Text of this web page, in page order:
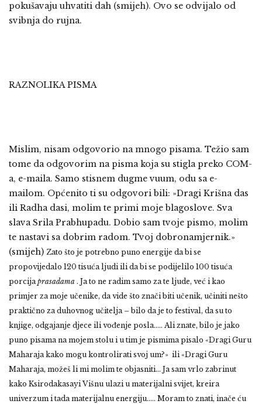
pokušavaju uhvatiti dah (smijeh). Ovo se odvijalo od
svibnja do rujna.
RAZNOLIKA PISMA
Mislim, nisam odgovorio na mnogo pisama. Težio sam
tome da odgovorim na pisma koja su stigla preko COM-
a, e-maila. Samo stisnem dugme vuum, odu sa e-
mailom. Općenito ti su odgovori bili: »Dragi Krišna das
ili Radha dasi, molim te primi moje blagoslove. Sva
slava Srila Prabhupadu. Dobio sam tvoje pismo, molim
te nastavi sa dobrim radom. Tvoj dobronamjernik.»
(smijeh) Zato što je potrebno puno energije da bi se
propovijedalo 120 tisuća ljudi ili da bi se podijelilo 100 tisuća
porcijaprasadama . Ja to ne radim samo za te ljude, već i kao
primjer za moje učenike, da vide što znači biti učenik, učiniti nešto
praktično za duhovnog učitelja – bilo da je to festival, da su to
knjige, odgajanje djece ili vođenje posla….. Ali znate, bilo je jako
puno pisama na mojem stolu i u tim je pismima pisalo «Dragi Guru
Maharaja kako mogu kontrolirati svoj um?» ili «Dragi Guru
Maharaja, možeš li mi molim te objasniti… Ja sam vrlo zabrinut
kako Ksirodakasayi Višnu ulazi u materijalni svijet, kreira
univerzum i tada materijalnu energiju….. Moram to znati, inače ću